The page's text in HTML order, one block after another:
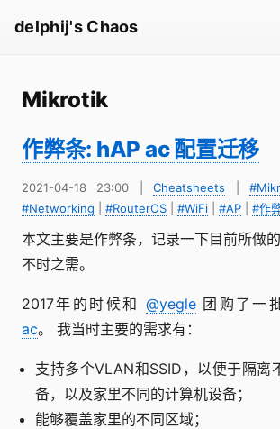
delphij's Chaos
Mikrotik
作弊条: hAP ac 配置迁移
2021-04-18 23:00 |Cheatsheets
#Networking
#RouterOS #WiFi #AP #作
本文主要是作弊条，记录一下目前所做
不时之需。
2017年的时候和 @yegle团购了一
ac。 我当时主要的需求有：
支持多个VLAN和SSID，以便于隔离
备，以及家里不同的计算机设备；
能够覆盖家里的不同区域；